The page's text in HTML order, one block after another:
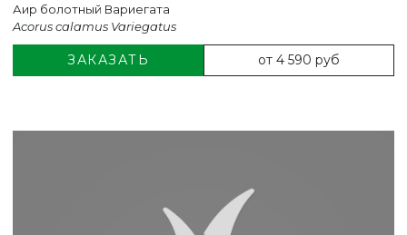
Аир болотный Вариегата
Acorus calamus Variegatus
ЗАКАЗАТЬ от 4 590 руб